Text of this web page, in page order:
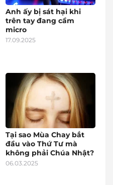
Anh ấy bị sát hại khi
trên tay đang cầm
micro
17.09.2025
Tại sao Mùa Chay bắt
đầu vào Thứ Tư mà
không phải Chúa Nhật?
06.03.2025